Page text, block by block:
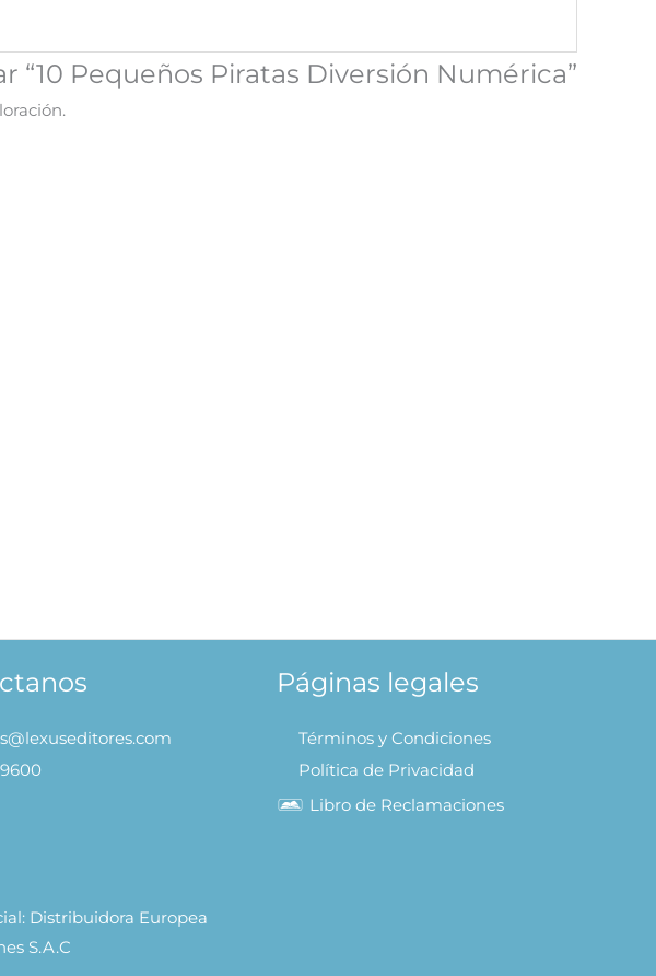
“10 Pequeños Piratas Diversión Numérica”
Distribuidora Europea
S.A.C
Páginas legales
Términos y Condiciones
Política de Privacidad
Libro de Reclamaciones